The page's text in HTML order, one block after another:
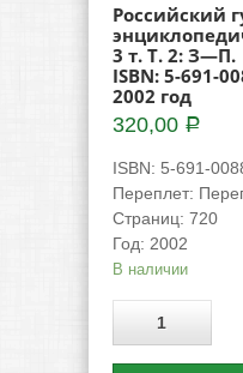
Российский
3 т. Т. 2: З—П.
ISBN: 5-691-
2002 год
320,00 Р
ISBN: 5-691-
Переплет:
Страниц: 720
Год: 2002
В наличии